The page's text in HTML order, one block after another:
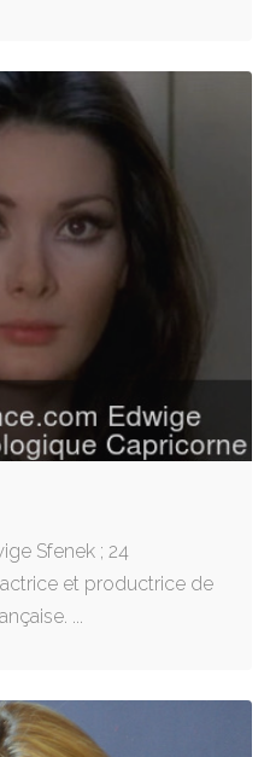
Sfenek ; 24
et productrice de
...